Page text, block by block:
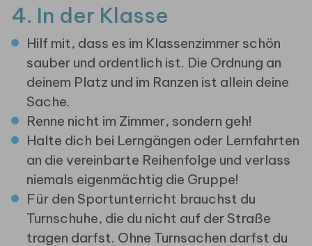
4. In der Klasse
Hilf mit, dass es im Klassenzimmer schön
sauber und ordentlich ist. Die Ordnung an
deinem Platz und im Ranzen ist allein deine
Sache.
Renne nicht im Zimmer, sondern geh!
Halte dich bei Lerngängen oder Lernfahrten
an die vereinbarte Reihenfolge und verlass
niemals eigenmächtig die Gruppe!
Für den Sportunterricht brauchst du
Turnschuhe, die du nicht auf der Straße
tragen darfst. Ohne Turnsachen darfst du